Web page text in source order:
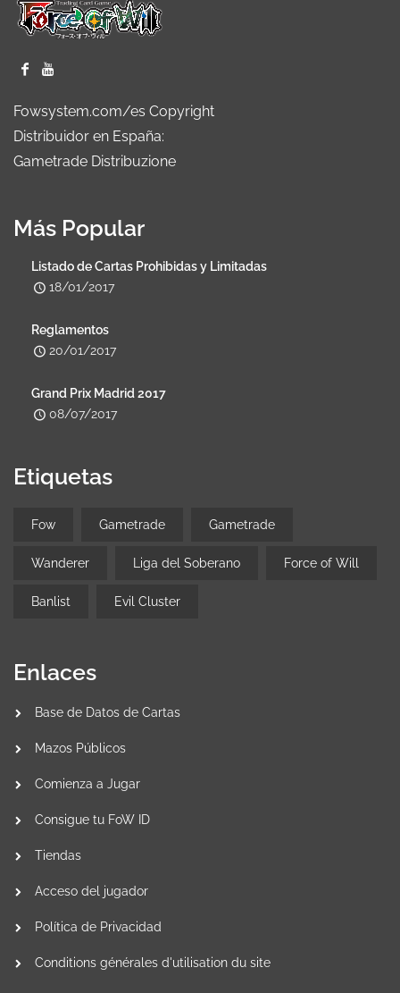
Fowsystem.com/es Copyright
Distribuidor en España:
Gametrade Distribuzione
Más Popular
Listado de Cartas Prohibidas y Limitadas
18/01/2017
Reglamentos
20/01/2017
Grand Prix Madrid 2017
08/07/2017
Etiquetas
Fow Gametrade Gametrade
Wanderer Liga del Soberano Force of Will
Banlist Evil Cluster
Enlaces
Base de Datos de Cartas
Mazos Públicos
Comienza a Jugar
Consigue tu FoW ID
Tiendas
Acceso del jugador
Política de Privacidad
Conditions générales d'utilisation du site